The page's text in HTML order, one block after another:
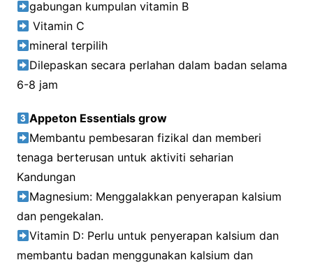
gabungan kumpulan vitamin B
Vitamin C
mineral terpilih
Dilepaskan secara perlahan dalam badan selama
6-8 jam
Appeton Essentials grow
Membantu pembesaran fizikal dan memberi
tenaga berterusan untuk aktiviti seharian
Kandungan
Magnesium: Menggalakkan penyerapan kalsium
dan pengekalan.
Vitamin D: Perlu untuk penyerapan kalsium dan
membantu badan menggunakan kalsium dan